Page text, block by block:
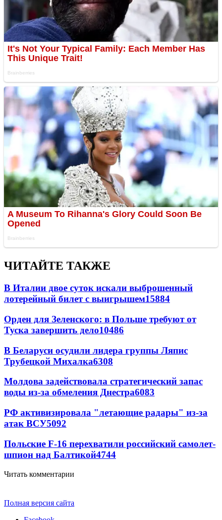
ЧИТАЙТЕ ТАКЖЕ
В Италии двое суток искали выброшенный
лотерейный билет с выигрышем15884
Орден для Зеленского: в Польше требуют от
Туска завершить дело10486
В Беларуси осудили лидера группы Ляпис
Трубецкой Михалка6308
Молдова задействовала стратегический запас
воды из-за обмеления Днестра6083
РФ активизировала "летающие радары" из-за
атак ВСУ5092
Польские F-16 перехватили российский самолет-
шпион над Балтикой4744
Читать комментарии
Полная версия сайта